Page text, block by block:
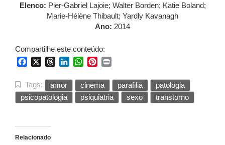
Elenco: Pier-Gabriel Lajoie; Walter Borden; Katie Boland;
Marie-Hélène Thibault; Yardly Kavanagh
Ano: 2014
Compartilhe este conteúdo:
FacebookThreadsLinkedInWhatsApp
Pinterest
Tags: amor cinema parafilia
patologia
psicopatologia
psiquiatria sexo transtorno
Relacionado